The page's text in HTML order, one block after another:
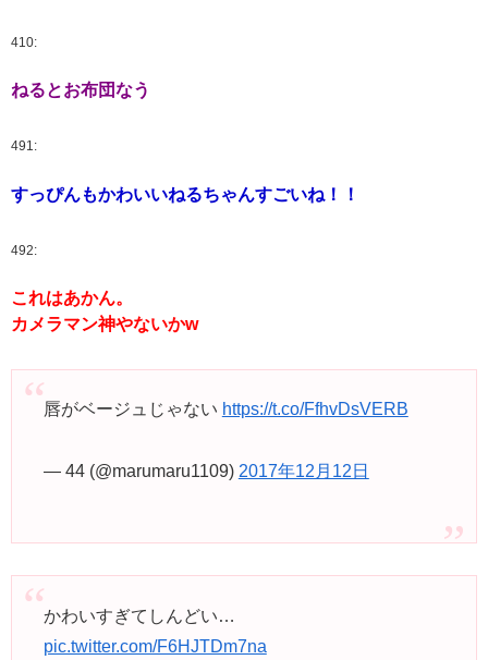
410:
ねるとお布団なう
491:
すっぴんもかわいいねるちゃんすごいね！！
492:
これはあかん。
カメラマン神やないかw
唇がベージュじゃない https://t.co/FfhvDsVERB
— 44 (@marumaru1109) 2017年12月12日
かわいすぎてしんどい…
pic.twitter.com/F6HJTDm7na